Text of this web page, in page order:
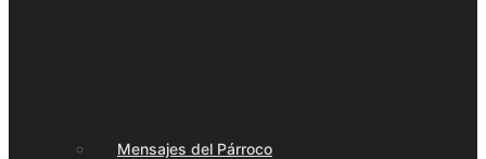
Mensajes del Párroco